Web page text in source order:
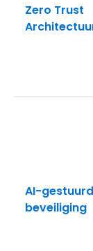
Zero Trust
AI-
beveiliging